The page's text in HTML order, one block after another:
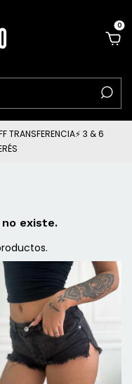
0
TRANSFERENCIA⚡ 3 & 6
no existe.